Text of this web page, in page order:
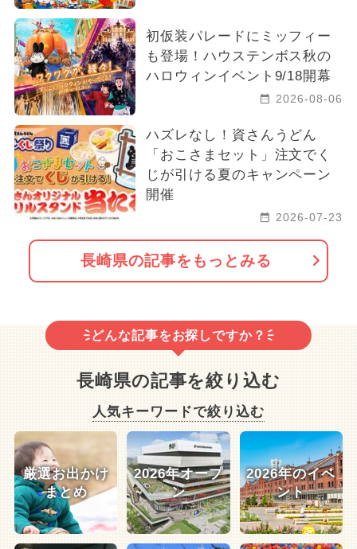
2024年3月のイベント 夏休み（観光）
観光 2024年8月のイベント
ご当地グルメ・限定メニュー
1日中遊べる 外遊び（屋外遊び場）
自由研究 夏休み（格安）
夏休み（日帰り） グルメフェス
2026年7月のイベント
2026年5月のイベント 穴場
夏休み（穴場） ベビーカーOK
初仮装パレードにミッフィー
も登場！ハウステンボス秋の
ハロウィンイベント9/18開幕
2026-08-06
ハズレなし！資さんうどん
「おこさまセット」注文でく
じが引ける夏のキャンペーン
開催
2026-07-23
長崎県の記事をもっとみる
どんな記事をお探しですか？
長崎県の記事を絞り込む
人気キーワードで絞り込む
厳選お出かけ
まとめ
2026年オープ
ン
2026年のイベ
ント